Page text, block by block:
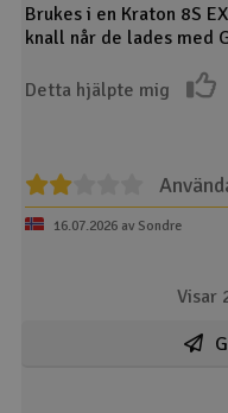
Brukes i en Kraton 8S
knall når de lades med
Detta hjälpte mig
16.07.2026 av Sondre
Visar